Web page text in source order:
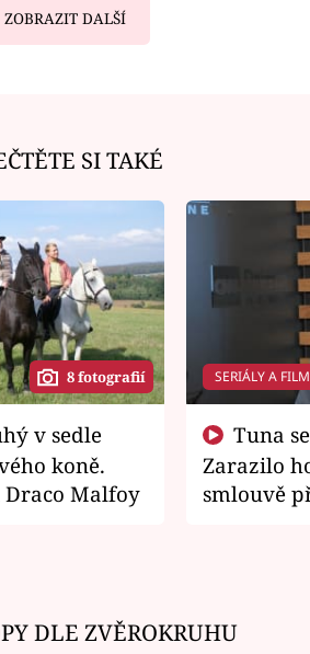
ZOBRAZIT DALŠÍ
SI TAKÉ
8 fotografií
koně.
Draco Malfoy
SERIÁLY A
Zarazilo
smlouvě
DLE ZVĚROKRUHU